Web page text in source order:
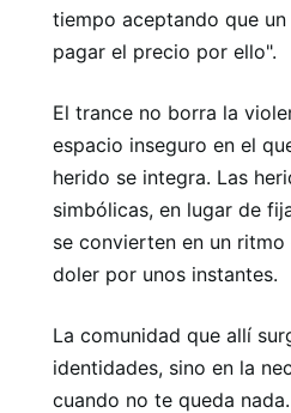
tiempo aceptando que
pagar el precio por ello".
El trance no borra la
espacio inseguro en el
herido se integra. Las
simbólicas, en lugar de
se convierten en un
doler por unos instantes.
La comunidad que allí
identidades, sino en la
cuando no te queda